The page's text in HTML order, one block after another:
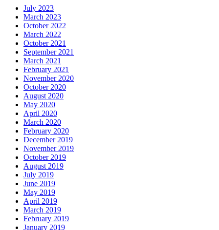
July 2023
March 2023
October 2022
March 2022
October 2021
September 2021
March 2021
February 2021
November 2020
October 2020
August 2020
May 2020
April 2020
March 2020
February 2020
December 2019
November 2019
October 2019
August 2019
July 2019
June 2019
May 2019
April 2019
March 2019
February 2019
January 2019